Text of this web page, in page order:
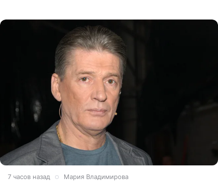
7 часов назад Мария Владимирова